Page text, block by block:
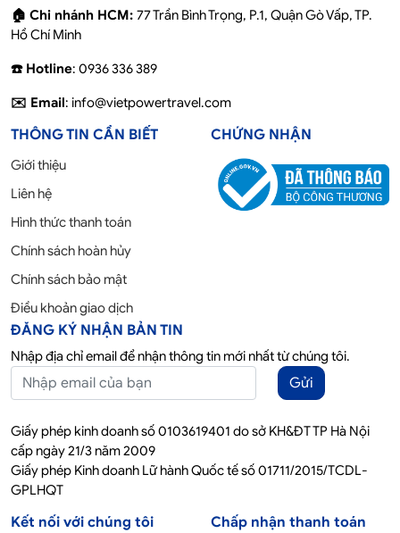
🏠 Chi nhánh HCM: 77 Trần Bình Trọng, P.1, Quận Gò Vấp, TP.
Hồ Chí Minh
☎️ Hotline: 0936 336 389
✉️ Email: info@vietpowertravel.com
THÔNG TIN CẦN BIẾT
Giới thiệu
Liên hệ
Hình thức thanh toán
Chính sách hoàn hủy
Chính sách bảo mật
Điều khoản giao dịch
CHỨNG NHẬN
ĐĂNG KÝ NHẬN BẢN TIN
Nhập địa chỉ email để nhận thông tin mới nhất từ chúng tôi.
Gửi
Giấy phép kinh doanh số 0103619401 do sở KH&ĐT TP Hà Nội
cấp ngày 21/3 năm 2009
Giấy phép Kinh doanh Lữ hành Quốc tế số 01711/2015/TCDL-
GPLHQT
Kết nối với chúng tôi Chấp nhận thanh toán